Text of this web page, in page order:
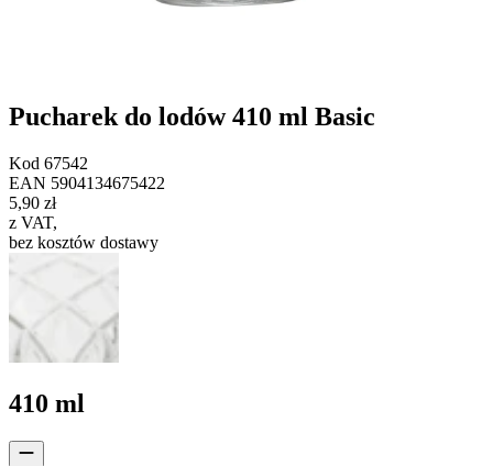
Pucharek do lodów 410 ml Basic
Kod 67542
EAN 5904134675422
5,90 zł
z VAT,
bez kosztów dostawy
410 ml